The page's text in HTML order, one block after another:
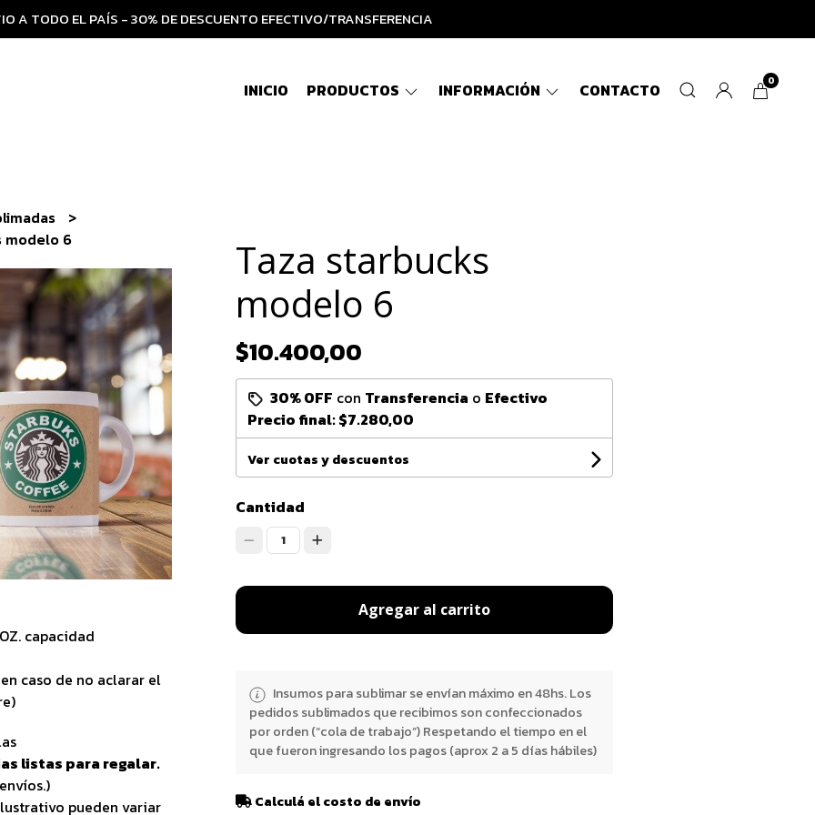
A TODO EL PAÍS - 30% DE DESCUENTO EFECTIVO/TRANSFERENCIA
INICIO PRODUCTOS INFORMACIÓN CONTACTO 0
modelo 6
capacidad
caso de no aclarar el
listas para regalar.
pueden variar
Taza starbucks
modelo 6
$10.400,00
30% OFF con Transferencia o Efectivo
Precio final:$7.280,00
Ver cuotas y descuentos
Cantidad
1
Agregar al carrito
Insumos para sublimar se envían máximo en 48hs. Los
pedidos sublimados que recibimos son confeccionados
por orden (“cola de trabajo”) Respetando el tiempo en el
que fueron ingresando los pagos (aprox 2 a 5 días hábiles)
Calculá el costo de envío